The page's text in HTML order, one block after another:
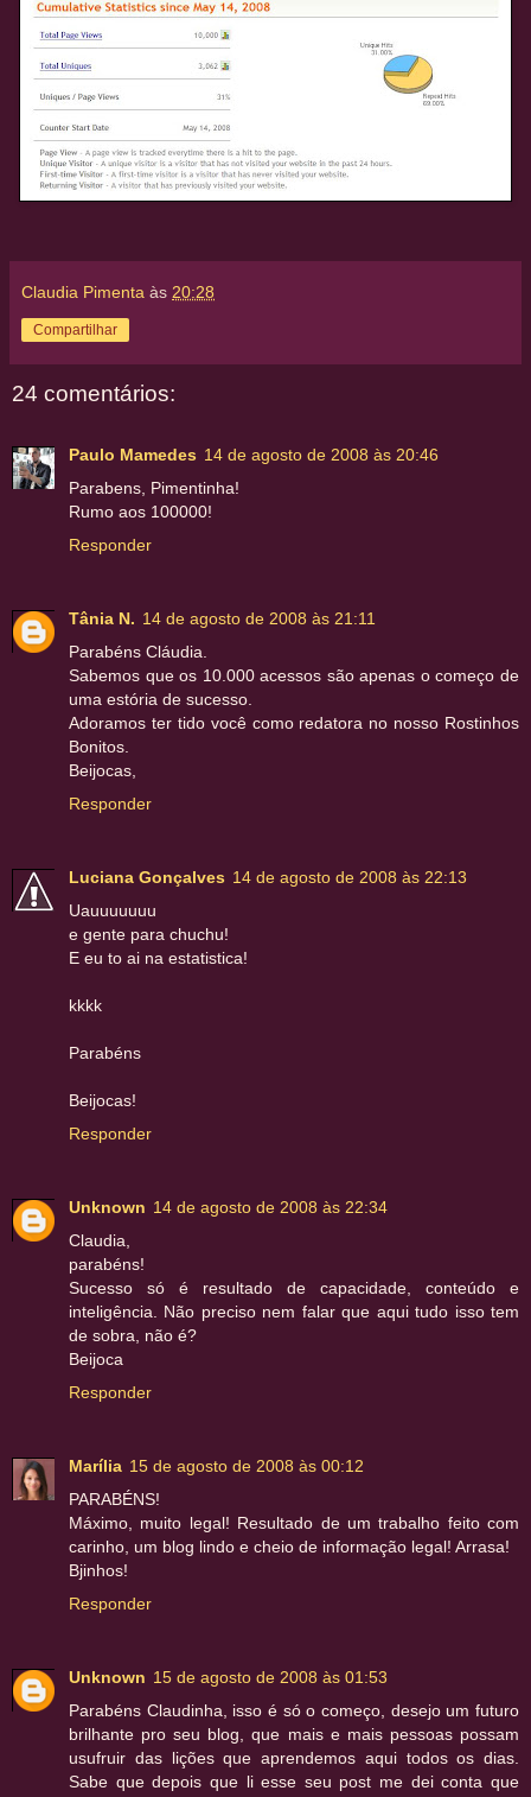
Claudia Pimenta às 20:28
Compartilhar
24 comentários:
Paulo Mamedes 14 de agosto de 2008 às 20:46
Parabens, Pimentinha!
Rumo aos 100000!
Responder
Tânia N. 14 de agosto de 2008 às 21:11
Parabéns Cláudia.
Sabemos que os 10.000 acessos são apenas o começo de
uma estória de sucesso.
Adoramos ter tido você como redatora no nosso Rostinhos
Bonitos.
Beijocas,
Responder
Luciana Gonçalves 14 de agosto de 2008 às 22:13
Uauuuuuuu
e gente para chuchu!
E eu to ai na estatistica!
kkkk
Parabéns
Beijocas!
Responder
Unknown 14 de agosto de 2008 às 22:34
Claudia,
parabéns!
Sucesso só é resultado de capacidade, conteúdo e
inteligência. Não preciso nem falar que aqui tudo isso tem
de sobra, não é?
Beijoca
Responder
Marília 15 de agosto de 2008 às 00:12
PARABÉNS!
Máximo, muito legal! Resultado de um trabalho feito com
carinho, um blog lindo e cheio de informação legal! Arrasa!
Bjinhos!
Responder
Unknown 15 de agosto de 2008 às 01:53
Parabéns Claudinha, isso é só o começo, desejo um futuro
brilhante pro seu blog, que mais e mais pessoas possam
usufruir das lições que aprendemos aqui todos os dias.
Sabe que depois que li esse seu post me dei conta que